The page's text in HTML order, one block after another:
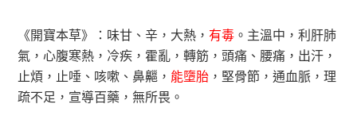
《開寶本草》：味甘、辛，大熱， 有毒 。主溫中，利肝肺
氣，心腹寒熱，冷疾，霍亂，轉筋，頭痛、腰痛，出汗，
止煩，止唾、咳嗽、鼻齆， 能墮胎 ，堅骨節，通血脈，理
疏不足，宣導百藥，無所畏。